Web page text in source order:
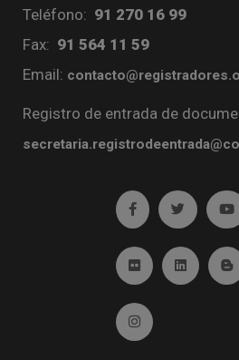
Teléfono: 91 270 16 99
Fax: 91 564 11 59
Email:
Registro de entrada de
Ir a facebook
Ir a
Ir a Flickr (abre
Ir a
Ir a Instagram